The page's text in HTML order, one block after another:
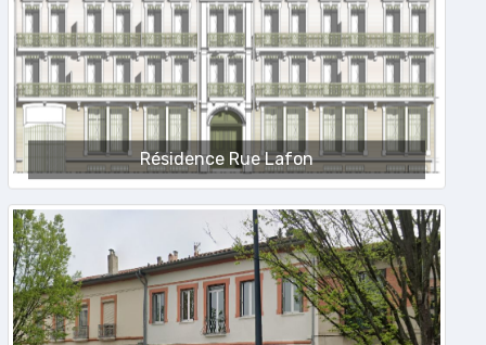
Résidence Rue Lafon